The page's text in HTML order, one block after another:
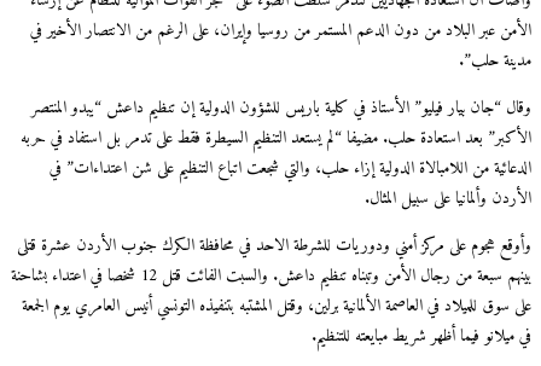
الأمن عبر البلاد من دون الدعم المستمر من روسيا وإيران، على الرغم من الانتصار الأخير في
مدينة حلب”.
وقال “جان بيار فيليو” الأستاذ في كلية باريس للشؤون الدولية إن تنظيم داعش “يبدو المنتصر
الأكبر” بعد استعادة حلب. مضيفا “لم يستعد التنظيم السيطرة فقط على تدمر بل استفاد في حربه
الدعائية من اللامبالاة الدولية إزاء حلب، والتي شجعت اتباع التنظيم على شن اعتداءات” في
الأردن وألمانيا على سبيل المثال.
وأوقع هجوم على مركز أمني ودوريات للشرطة الاحد في محافظة الكرك جنوب الأردن عشرة قتلى
بينهم سبعة من رجال الأمن وتبناه تنظيم داعش. والسبت الفائت قتل 12 شخصا في اعتداء بشاحنة
على سوق للميلاد في العاصمة الألمانية برلين، وقتل المشتبه بتنفيذه التونسي أنيس العامري يوم الجمعة
في ميلانو فيما أظهر شريط مبايعته للتنظيم.